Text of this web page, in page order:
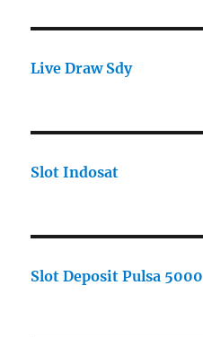
Live Draw Sdy
Slot Indosat
Slot Deposit Pulsa 5000